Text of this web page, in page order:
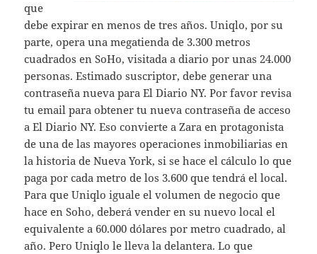
que
debe expirar en menos de tres años. Uniqlo, por su
parte, opera una megatienda de 3.300 metros
cuadrados en SoHo, visitada a diario por unas 24.000
personas. Estimado suscriptor, debe generar una
contraseña nueva para El Diario NY. Por favor revisa
tu email para obtener tu nueva contraseña de acceso
a El Diario NY. Eso convierte a Zara en protagonista
de una de las mayores operaciones inmobiliarias en
la historia de Nueva York, si se hace el cálculo lo que
paga por cada metro de los 3.600 que tendrá el local.
Para que Uniqlo iguale el volumen de negocio que
hace en Soho, deberá vender en su nuevo local el
equivalente a 60.000 dólares por metro cuadrado, al
año. Pero Uniqlo le lleva la delantera. Lo que